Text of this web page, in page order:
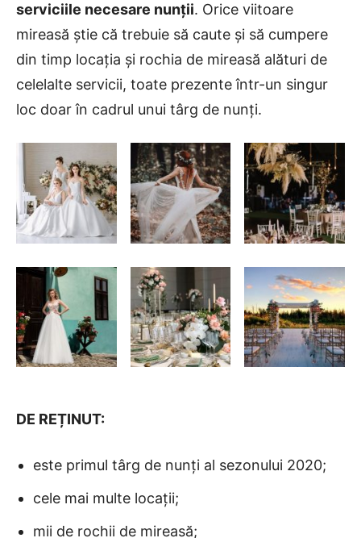
serviciile necesare nunții. Orice viitoare
mireasă știe că trebuie să caute și să cumpere
din timp locația și rochia de mireasă alături de
celelalte servicii, toate prezente într-un singur
loc doar în cadrul unui târg de nunți.
DE REȚINUT:
este primul târg de nunți al sezonului 2020;
cele mai multe locații;
mii de rochii de mireasă;